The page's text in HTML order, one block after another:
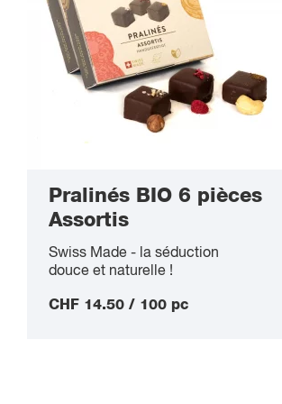
commande 600 pièces.
Pralinés BIO 6 pièces
Assortis
Swiss Made - la séduction
douce et naturelle !
CHF 14.50 / 100 pc